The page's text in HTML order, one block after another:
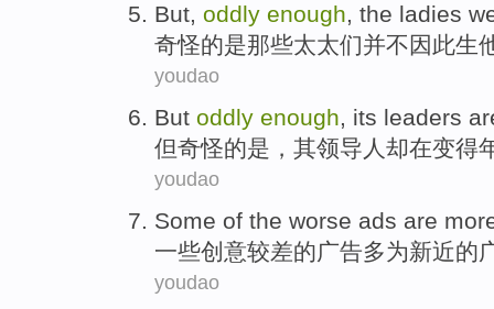
But, oddly enough, the ladies
奇怪的是那些太太们并不因此生
youdao
But oddly enough, its leaders
但奇怪的是， 其领导人 却在变得
youdao
Some of the worse ads are
一些创意较差的广告多为新近的
youdao